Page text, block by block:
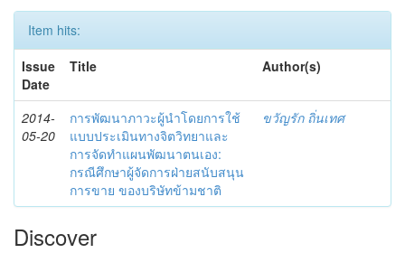
Item hits:
Issue
Date
Title Author(s)
2014-
05-20
การพัฒนาภาวะผู้นำโดยการใช้
แบบประเมินทางจิตวิทยาและ
การจัดทำแผนพัฒนาตนเอง:
กรณีศึกษาผู้จัดการฝ่ายสนับสนุน
การขาย ของบริษัทข้ามชาติ
ขวัญรัก ถิ่นเทศ
Discover